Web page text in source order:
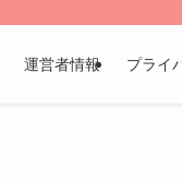
運営者情報 プライ